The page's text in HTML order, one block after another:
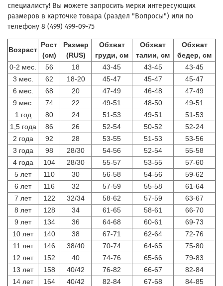
специалисту! Вы можете запросить мерки интересующих
размеров в карточке товара (раздел "Вопросы") или по
телефону 8 (499) 499-09-75
Возраст
Рост
(см)
Размер
(RUS)
Обхват
груди, см
Обхват
талии, см
Обхват
бедер, см
0-2 мес.
56 18 43-45 43-45
43-45
3 мес.
62 18-20 45-47 45-47
45-47
6 мес.
68 20 47-49 46-48
47-49
9 мес.
74 22 49-51 48-50
49-51
1 год
80 24 51-53 49-51
51-53
1,5 года
86 26 52-54 50-52
52-24
2 года
92 28 53-55 51-53
53-56
3 года
98 28/30 54-56 52-54
55-58
4 года
104 28/30 55-57 53-55
57-60
5 лет
110 30 56-58 54-56
59-62
6 лет
116 32 57-59 55-58
61-64
7 лет
122 32/34 58-62 57-59
63-67
8 лет
128 34 61-65 58-61
66-70
9 лет
134 36 64-68 60-61
69-73
10 лет
140 38 67-71 62-64
72-76
11 лет
146 38/40 70-74 64-65
75-80
12 лет
152 40 74-76 65-66
79-83
13 лет
158 40/42 76-82 66-67
82-84
14 лет
164 40/42 82-84 67-68
84-85